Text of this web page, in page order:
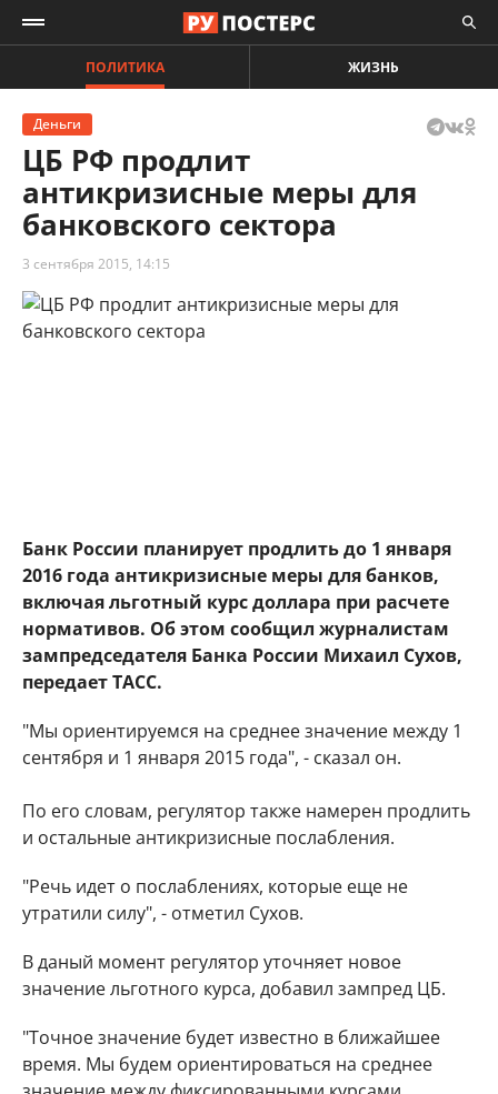
ПОЛИТИКА ЖИЗНЬ
Деньги
ЦБ РФ продлит
антикризисные меры для
банковского сектора
3 сентября 2015, 14:15
Банк России планирует продлить до 1 января
2016 года антикризисные меры для банков,
включая льготный курс доллара при расчете
нормативов. Об этом сообщил журналистам
зампредседателя Банка России Михаил Сухов,
передает ТАСС.
"Мы ориентируемся на среднее значение между 1
сентября и 1 января 2015 года", - сказал он.
По его словам, регулятор также намерен продлить
и остальные антикризисные послабления.
"Речь идет о послаблениях, которые еще не
утратили силу", - отметил Сухов.
В даный момент регулятор уточняет новое
значение льготного курса, добавил зампред ЦБ.
"Точное значение будет известно в ближайшее
время. Мы будем ориентироваться на среднее